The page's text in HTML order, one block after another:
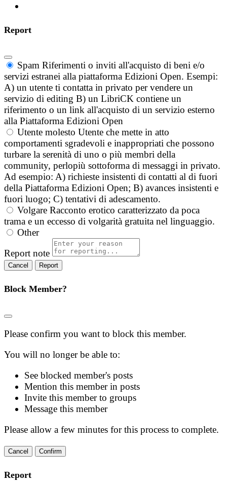
Report
Spam Riferimenti o inviti all'acquisto di beni e/o
servizi estranei alla piattaforma Edizioni Open. Esempi:
A) un utente ti contatta in privato per vendere un
servizio di editing B) un LibriCK contiene un
riferimento o un link all'acquisto di un servizio esterno
alla Piattaforma Edizioni Open
Utente molesto Utente che mette in atto
comportamenti sgradevoli e inappropriati che possono
turbare la serenità di uno o più membri della
community, perlopiù sottoforma di messaggi in privato.
Ad esempio: A) richieste insistenti di contatti al di fuori
della Piattaforma Edizioni Open; B) avances insistenti e
fuori luogo; C) tentativi di adescamento.
Volgare Racconto erotico caratterizzato da poca
trama e un eccesso di volgarità gratuita nel linguaggio.
Other
Report note
Report
Block Member?
Please confirm you want to block this member.
You will no longer be able to:
See blocked member's posts
Mention this member in posts
Invite this member to groups
Message this member
Please allow a few minutes for this process to complete.
Confirm
Report